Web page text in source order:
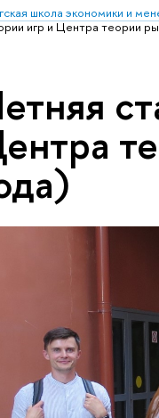
школа экономики и
игр и Центра теории